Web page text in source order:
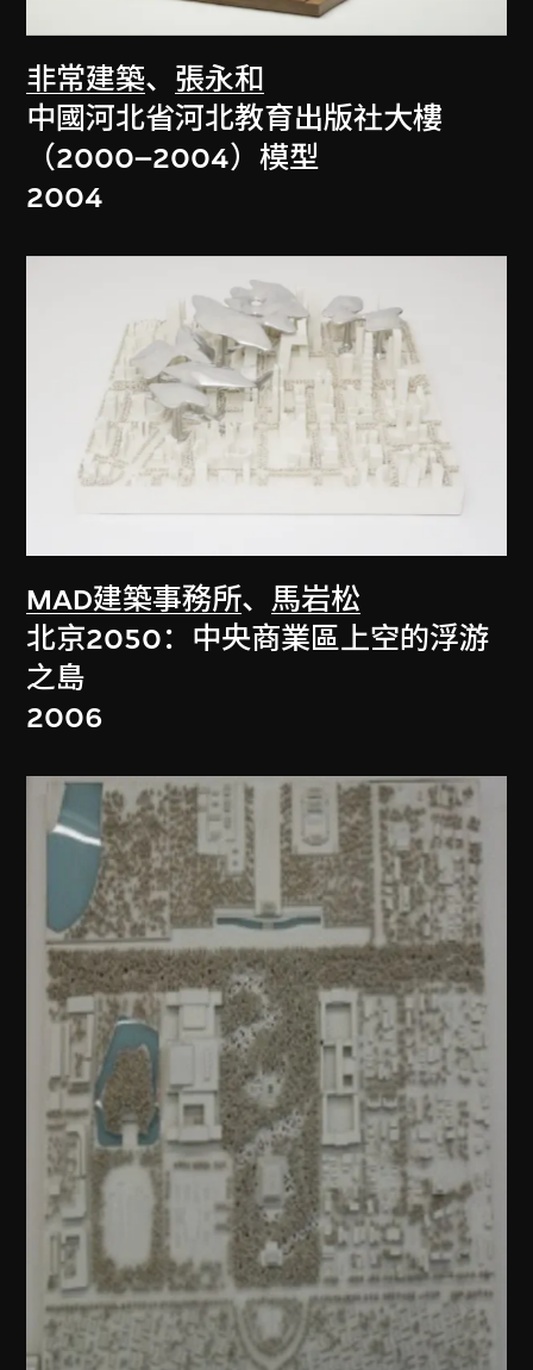
非常建築、 張永和
中國河北省河北教育出版社大樓
（2000–2004）模型
2004
MAD建築事務所、 馬岩松
北京2050：中央商業區上空的浮游
之島
2006